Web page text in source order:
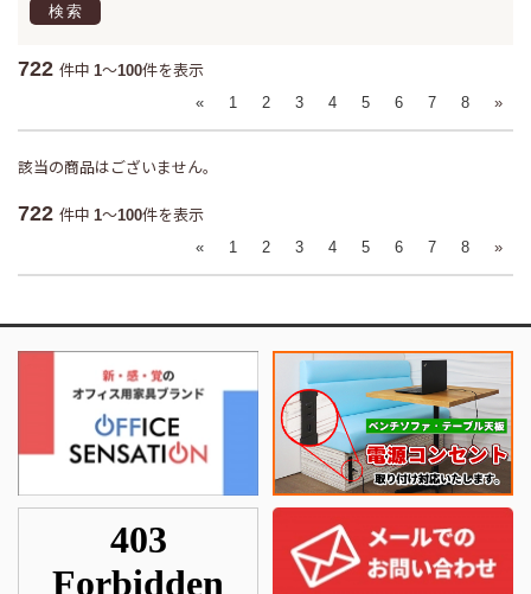
検索
722 件中 1～100件を表示
« 1 2 3 4 5 6 7 8 »
該当の商品はございません。
722 件中 1～100件を表示
« 1 2 3 4 5 6 7 8 »